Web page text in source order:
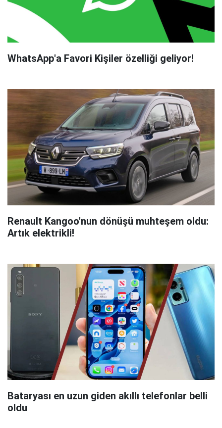
WhatsApp'a Favori Kişiler özelliği geliyor!
Renault Kangoo'nun dönüşü muhteşem oldu:
Artık elektrikli!
Bataryası en uzun giden akıllı telefonlar belli
oldu